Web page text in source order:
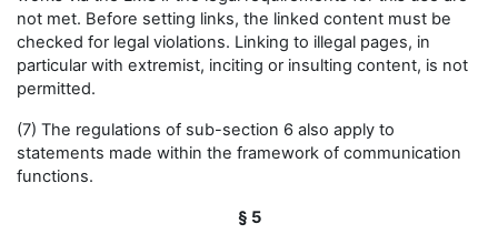
not met. Before setting links, the linked content must be
checked for legal violations. Linking to illegal pages, in
particular with extremist, inciting or insulting content, is not
permitted.
(7) The regulations of sub-section 6 also apply to
statements made within the framework of communication
functions.
§ 5